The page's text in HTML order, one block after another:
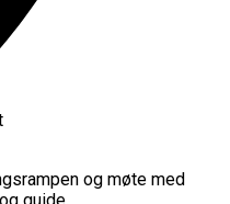
og møte med